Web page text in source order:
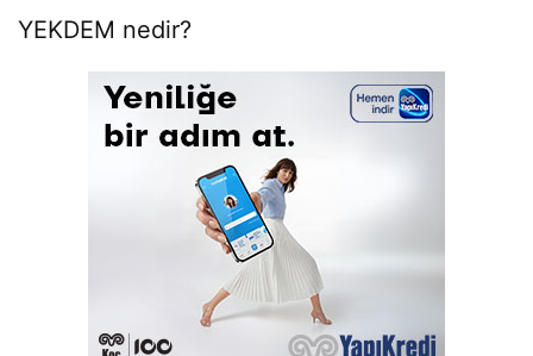
YEKDEM nedir?